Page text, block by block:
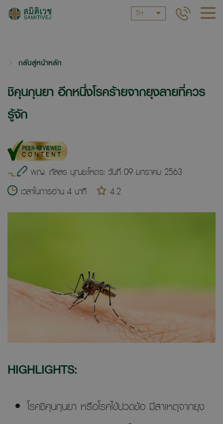
TH
กลับสู่หน้าหลัก
ชิคุนกุนยา อีกหนึ่งโรคร้ายจากยุงลายที่ควร
รู้จัก
พญ. ภัสสร บุณยะโหตระ วันที่ 09 มกราคม 2563
เวลาในการอ่าน 4 นาที
4.2
HIGHLIGHTS:
โรคชิคุนกุนยา หรือโรคไข้ปวดข้อ มีสาเหตุจากยุง